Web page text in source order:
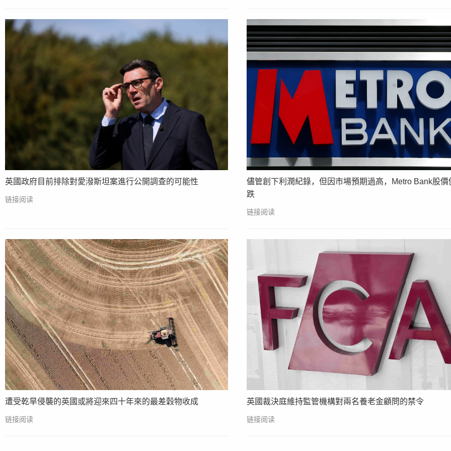
英國政府目前排除對愛潑斯坦案進行公開調查的可能性
链接阅读
儘管創下利潤紀錄，但因市場預期過高，Metro Bank股價
跌
链接阅读
遭受乾旱侵襲的英國或將迎來四十年來的最差穀物收成
链接阅读
英國裁決庭維持監管機構對兩名養老金顧問的禁令
链接阅读